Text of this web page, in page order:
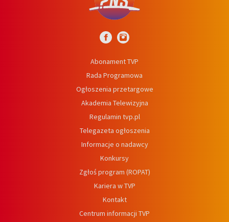
Abonament TVP
Rada Programowa
Ogłoszenia przetargowe
Akademia Telewizyjna
Regulamin tvp.pl
Telegazeta ogłoszenia
Informacje o nadawcy
Konkursy
Zgłoś program (ROPAT)
Kariera w TVP
Kontakt
Centrum informacji TVP